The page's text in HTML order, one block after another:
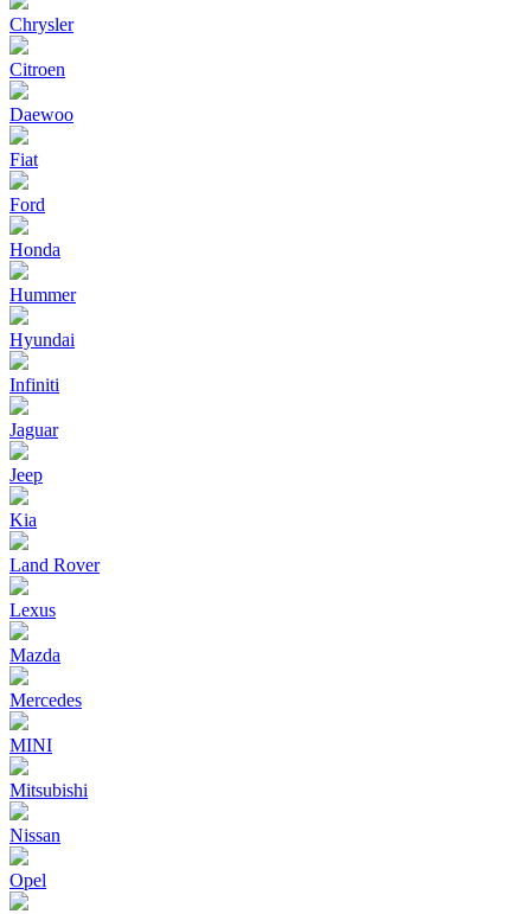
Chrysler
Citroen
Daewoo
Fiat
Ford
Honda
Hummer
Hyundai
Infiniti
Jaguar
Jeep
Kia
Land Rover
Lexus
Mazda
Mercedes
MINI
Mitsubishi
Nissan
Opel